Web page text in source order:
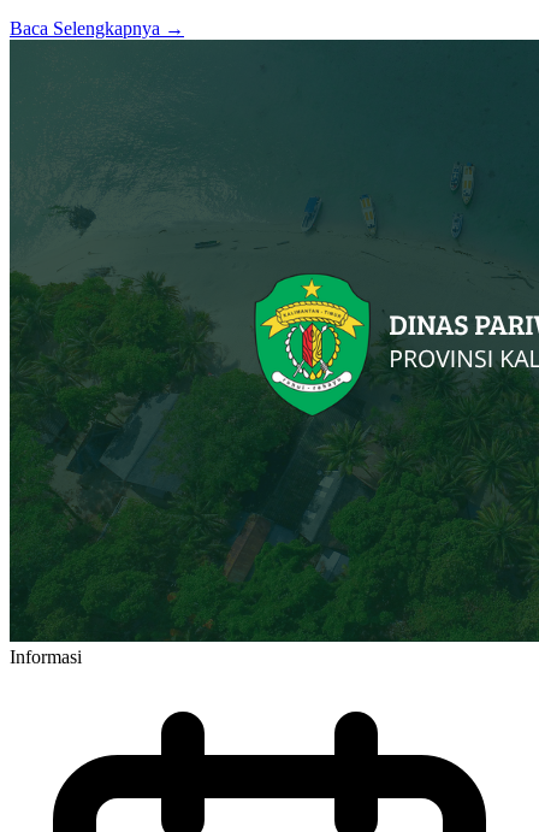
Baca Selengkapnya →
Informasi